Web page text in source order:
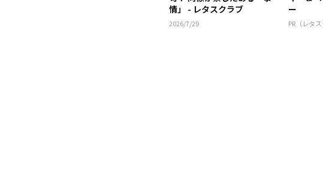
情」 - レタスクラブ
2026/7/29
ー
PR（レタス